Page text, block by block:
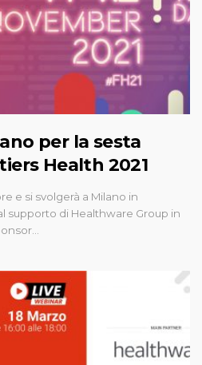
per la sesta
Health 2021
e si svolgerà a Milano in
supporto di Healthware Group in